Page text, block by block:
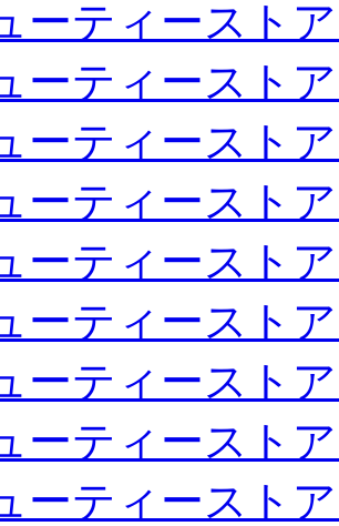
ーティースト
ーティースト
ーティースト
ーティースト
ーティースト
ーティースト
ーティースト
ーティースト
ーティースト